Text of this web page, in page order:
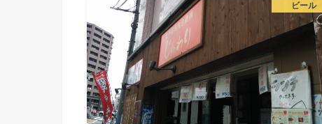
のは必然ですよね。 ということで、一度くらいは入って
みるかと前々から思…
ビール